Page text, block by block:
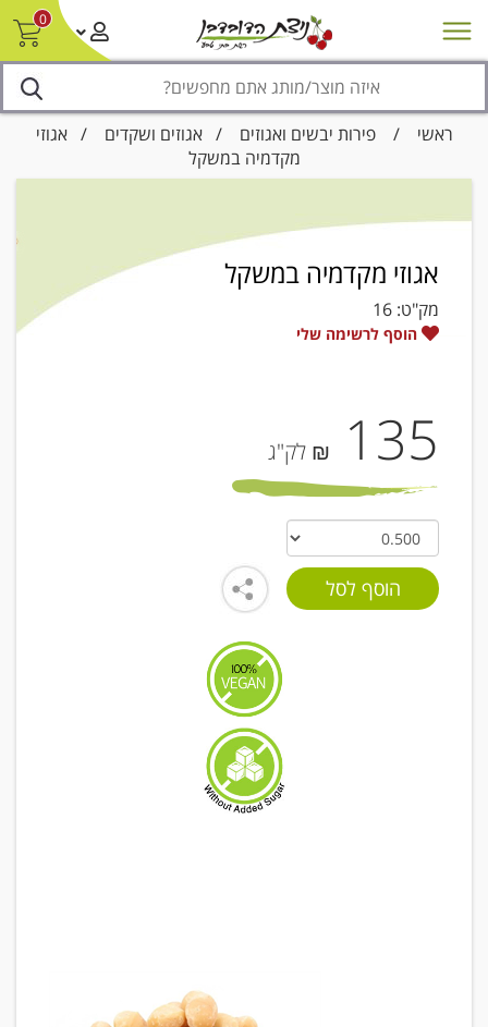
0
מבצעים סניפים צור קשר/ביטול הזמנה
ראשי /פירות יבשים ואגוזים /אגוזים ושקדים / אגוזי
מקדמיה במשקל
אגוזי מקדמיה במשקל
מק"ט: 16
הוסף לרשימה שלי
135 ₪ לק"ג